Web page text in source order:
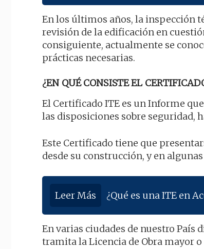
En los últimos años, la inspección
revisión de la edificación en
consiguiente, actualmente se
prácticas necesarias.
¿EN QUÉ CONSISTE EL
El Certificado ITE es un Informe
las disposiciones sobre seguridad,
Este Certificado tiene que
desde su construcción, y en
Leer Más ¿Qué es una ITE en
En varias ciudades de nuestro País
tramita la Licencia de Obra mayor